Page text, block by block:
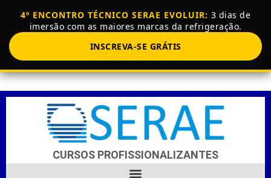
4º ENCONTRO TÉCNICO SERAE EVOLUIR: 3 dias de
imersão com as maiores marcas da refrigeração.
INSCREVA-SE GRÁTIS
CURSOS PROFISSIONALIZANTES